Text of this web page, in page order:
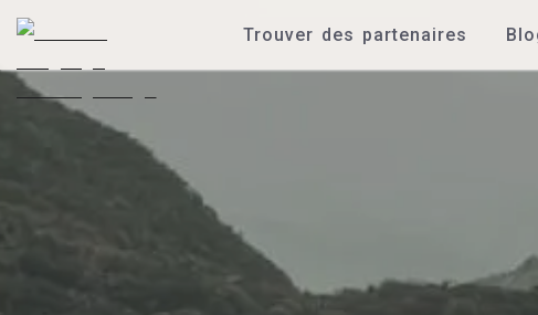
Trouver des partenaires